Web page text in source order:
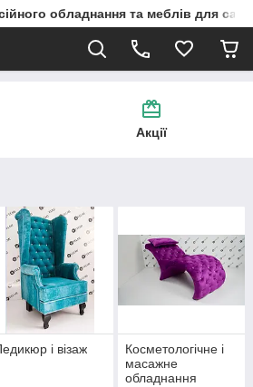
обладнання та меблів для
Акції
і візаж
Косметологічне і
масажне
обладнання